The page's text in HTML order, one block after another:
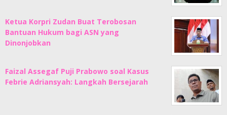
Ketua Korpri Zudan Buat Terobosan
Bantuan Hukum bagi ASN yang
Dinonjobkan
Faizal Assegaf Puji Prabowo soal Kasus
Febrie Adriansyah: Langkah Bersejarah